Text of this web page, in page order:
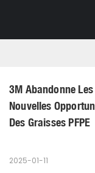
3M Abandonne
Nouvelles
Des Graisses PFPE
2025-01-11